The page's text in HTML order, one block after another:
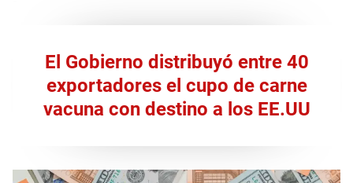
El Gobierno distribuyó entre 40
exportadores el cupo de carne
vacuna con destino a los EE.UU